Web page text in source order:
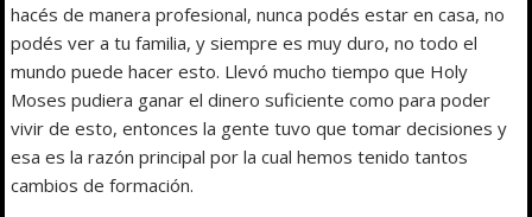
hacés de manera profesional, nunca podés estar en casa, no
podés ver a tu familia, y siempre es muy duro, no todo el
mundo puede hacer esto. Llevó mucho tiempo que Holy
Moses pudiera ganar el dinero suficiente como para poder
vivir de esto, entonces la gente tuvo que tomar decisiones y
esa es la razón principal por la cual hemos tenido tantos
cambios de formación.